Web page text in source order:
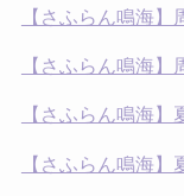
【さふらん鳴海】
【さふらん鳴海】
【さふらん鳴海】
【さふらん鳴海】